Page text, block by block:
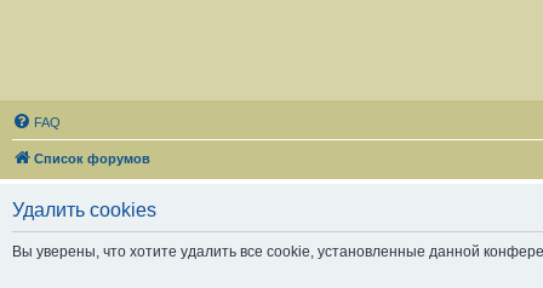
FAQ
Список форумов
Удалить cookies
Вы уверены, что хотите удалить все cookie, установленные данной